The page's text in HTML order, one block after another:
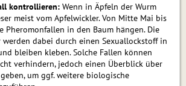
kontrollieren: Wenn in Äpfeln der Wurm
meist vom Apfelwickler. Von Mitte Mai bis
Pheromonfallen in den Baum hängen. Die
werden dabei durch einen Sexuallockstoff in
bleiben kleben. Solche Fallen können
verhindern, jedoch einen Überblick über
um ggf. weitere biologische